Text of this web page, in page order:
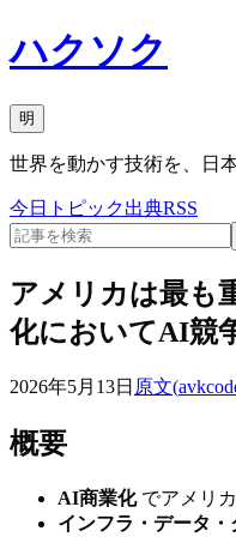
ハクソク
明
世界を動かす技術を、日本
今日 トピック出典RSS
アメリカは最も
化においてAI競
2026年5月13日 原文(
概要
AI商業化でアメリ
インフラ・データ・